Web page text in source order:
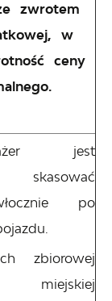
zwrotem
w
ceny
jest
skasować
po
zbiorowej
miejskiej